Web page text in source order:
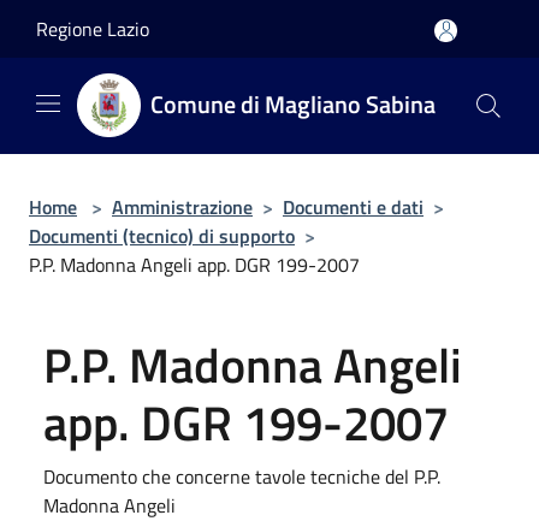
Regione Lazio
Comune di Magliano Sabina
Home > Amministrazione > Documenti e dati >
Documenti (tecnico) di supporto >
P.P. Madonna Angeli app. DGR 199-2007
P.P. Madonna Angeli
app. DGR 199-2007
Documento che concerne tavole tecniche del P.P.
Madonna Angeli